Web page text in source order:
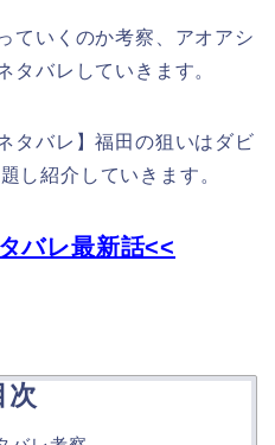
ていくのか考察、アオアシ
タバレしていきます。
タバレ】福田の狙いはダビ
し紹介していきます。
バレ最新話<<
次